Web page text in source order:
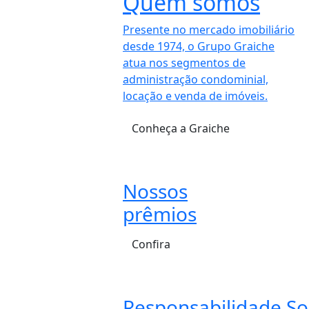
Presente no mercado imobiliário
desde 1974, o Grupo Graiche
atua nos segmentos de
administração condominial,
locação e venda de imóveis.
Conheça a Graiche
Nossos
prêmios
Confira